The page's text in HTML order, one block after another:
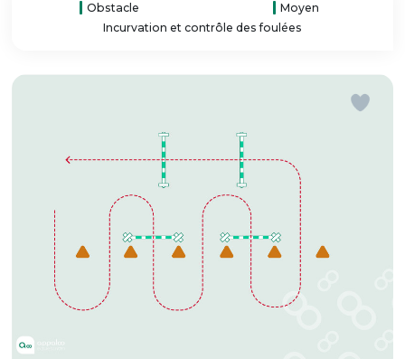
Obstacle
Moyen
Incurvation et contrôle des foulées